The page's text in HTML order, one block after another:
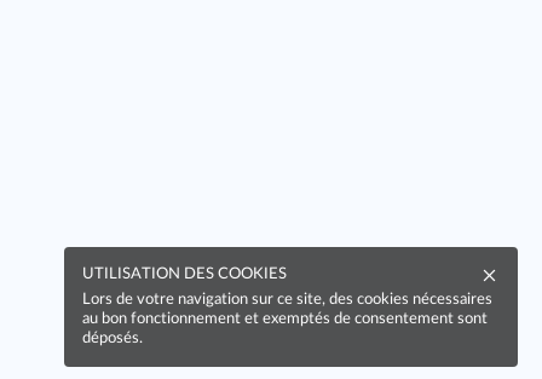
UTILISATION DES COOKIES
Lors de votre navigation sur ce site, des cookies nécessaires
au bon fonctionnement et exemptés de consentement sont
déposés.